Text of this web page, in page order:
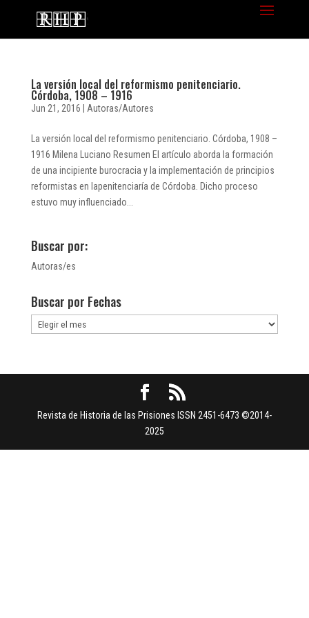
La versión local del reformismo penitenciario.
Córdoba, 1908 – 1916
Jun 21, 2016 Autoras/Autores
La versión local del reformismo penitenciario. Córdoba, 1908 –
1916 Milena Luciano Resumen El artículo aborda la formación
de una incipiente burocracia y la implementación de principios
reformistas en lapenitenciaría de Córdoba. Dicho proceso
estuvo muy influenciado...
Buscar por:
Autoras/es
Buscar por Fechas
Buscar
por
Revista de Historia de las Prisiones ISSN 2451-6473 ©2014-
2025